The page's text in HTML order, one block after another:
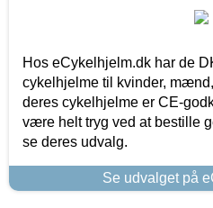
Hos eCykelhjelm.dk har de
cykelhjelme til kvinder,
deres cykelhjelme er CE-
være helt tryg ved at bestille
se deres udvalg.
Se udvalget på